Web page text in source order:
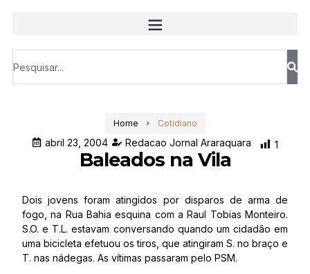
Home Cotidiano
abril 23, 2004 Redacao Jornal Araraquara 1
Baleados na Vila
Dois jovens foram atingidos por disparos de arma de
fogo, na Rua Bahia esquina com a Raul Tobias Monteiro.
S.O. e T.L. estavam conversando quando um cidadão em
uma bicicleta efetuou os tiros, que atingiram S. no braço e
T. nas nádegas. As vítimas passaram pelo PSM.